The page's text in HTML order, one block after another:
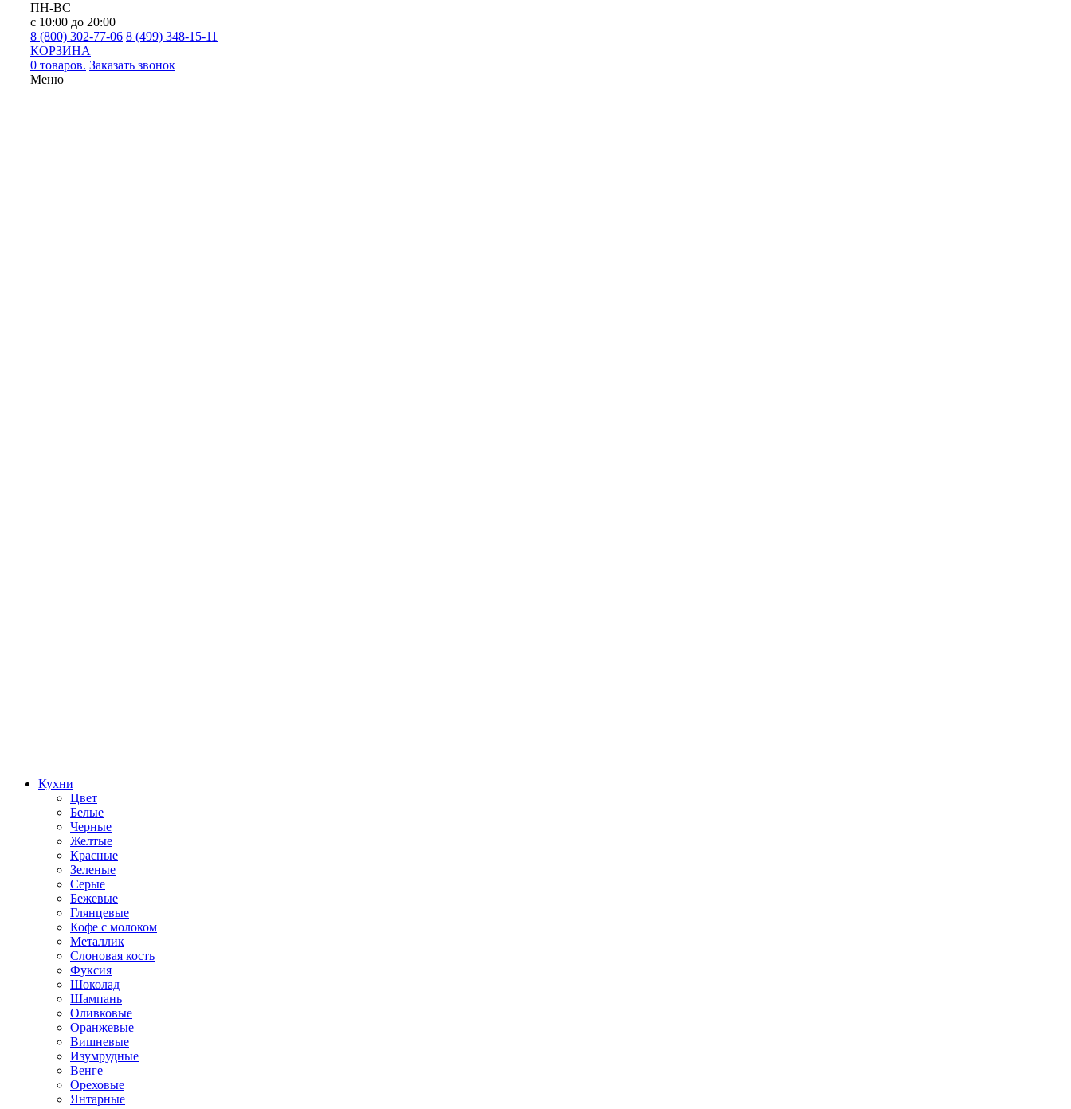
ПН-ВС
с 10:00 до 20:00
8 (800) 302-77-06 8 (499) 348-15-11
КОРЗИНА
0 товаров. Заказать звонок
Меню
Кухни
Цвет
Белые
Черные
Желтые
Красные
Зеленые
Серые
Бежевые
Глянцевые
Кофе с молоком
Металлик
Слоновая кость
Фуксия
Шоколад
Шампань
Оливковые
Оранжевые
Вишневые
Изумрудные
Венге
Ореховые
Янтарные